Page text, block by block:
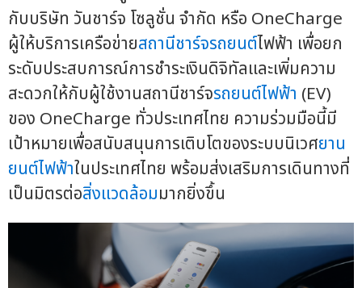
กับบริษัท วันชาร์จ โซลูชั่น จำกัด หรือ OneCharge
ผู้ให้บริการเครือข่ายสถานีชาร์จรถยนต์ไฟฟ้า เพื่อยก
ระดับประสบการณ์การชำระเงินดิจิทัลและเพิ่มความ
สะดวกให้กับผู้ใช้งานสถานีชาร์จรถยนต์ไฟฟ้า (EV)
ของ OneCharge ทั่วประเทศไทย ความร่วมมือนี้มี
เป้าหมายเพื่อสนับสนุนการเติบโตของระบบนิเวศยาน
ยนต์ไฟฟ้าในประเทศไทย พร้อมส่งเสริมการเดินทางที่
เป็นมิตรต่อสิ่งแวดล้อมมากยิ่งขึ้น